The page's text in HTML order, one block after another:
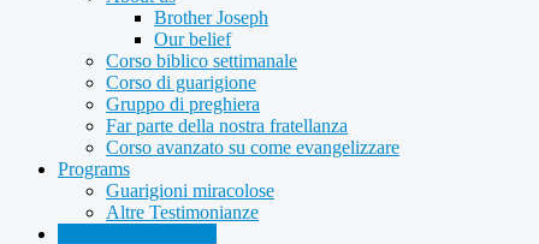
Brother Joseph
Our belief
Corso biblico settimanale
Corso di guarigione
Gruppo di preghiera
Far parte della nostra fratellanza
Corso avanzato su come evangelizzare
Programs
Guarigioni miracolose
Altre Testimonianze